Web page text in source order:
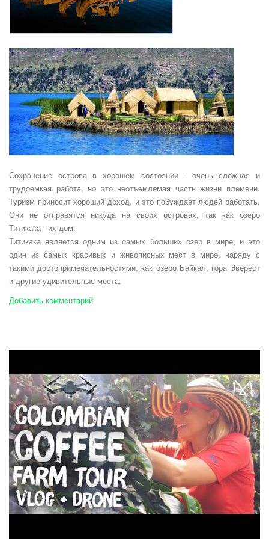
Сохранение острова в хорошем состоянии - очень сложная и
трудоемкая работа, но это неотъемлемая часть жизни племени.
Туризм приносит хороший доход, и это побуждает людей работать.
Они не отправятся никуда на своих островах, так как озеро
Титикака - их дом.
Титикака является одним из самых больших озер в мире, и это
один из самых красивых и живописных мест в мире, наряду с
такими достопримечательностями, как озеро Байкал, гора Эверест
и другие удивительные места.
Добавить комментарий